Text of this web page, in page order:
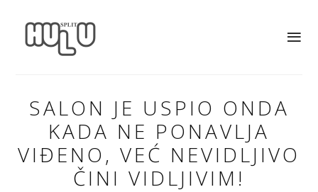
SALON JE USPIO ONDA
KADA NE PONAVLJA
VIĐENO, VEĆ NEVIDLJIVO
ČINI VIDLJIVIM!